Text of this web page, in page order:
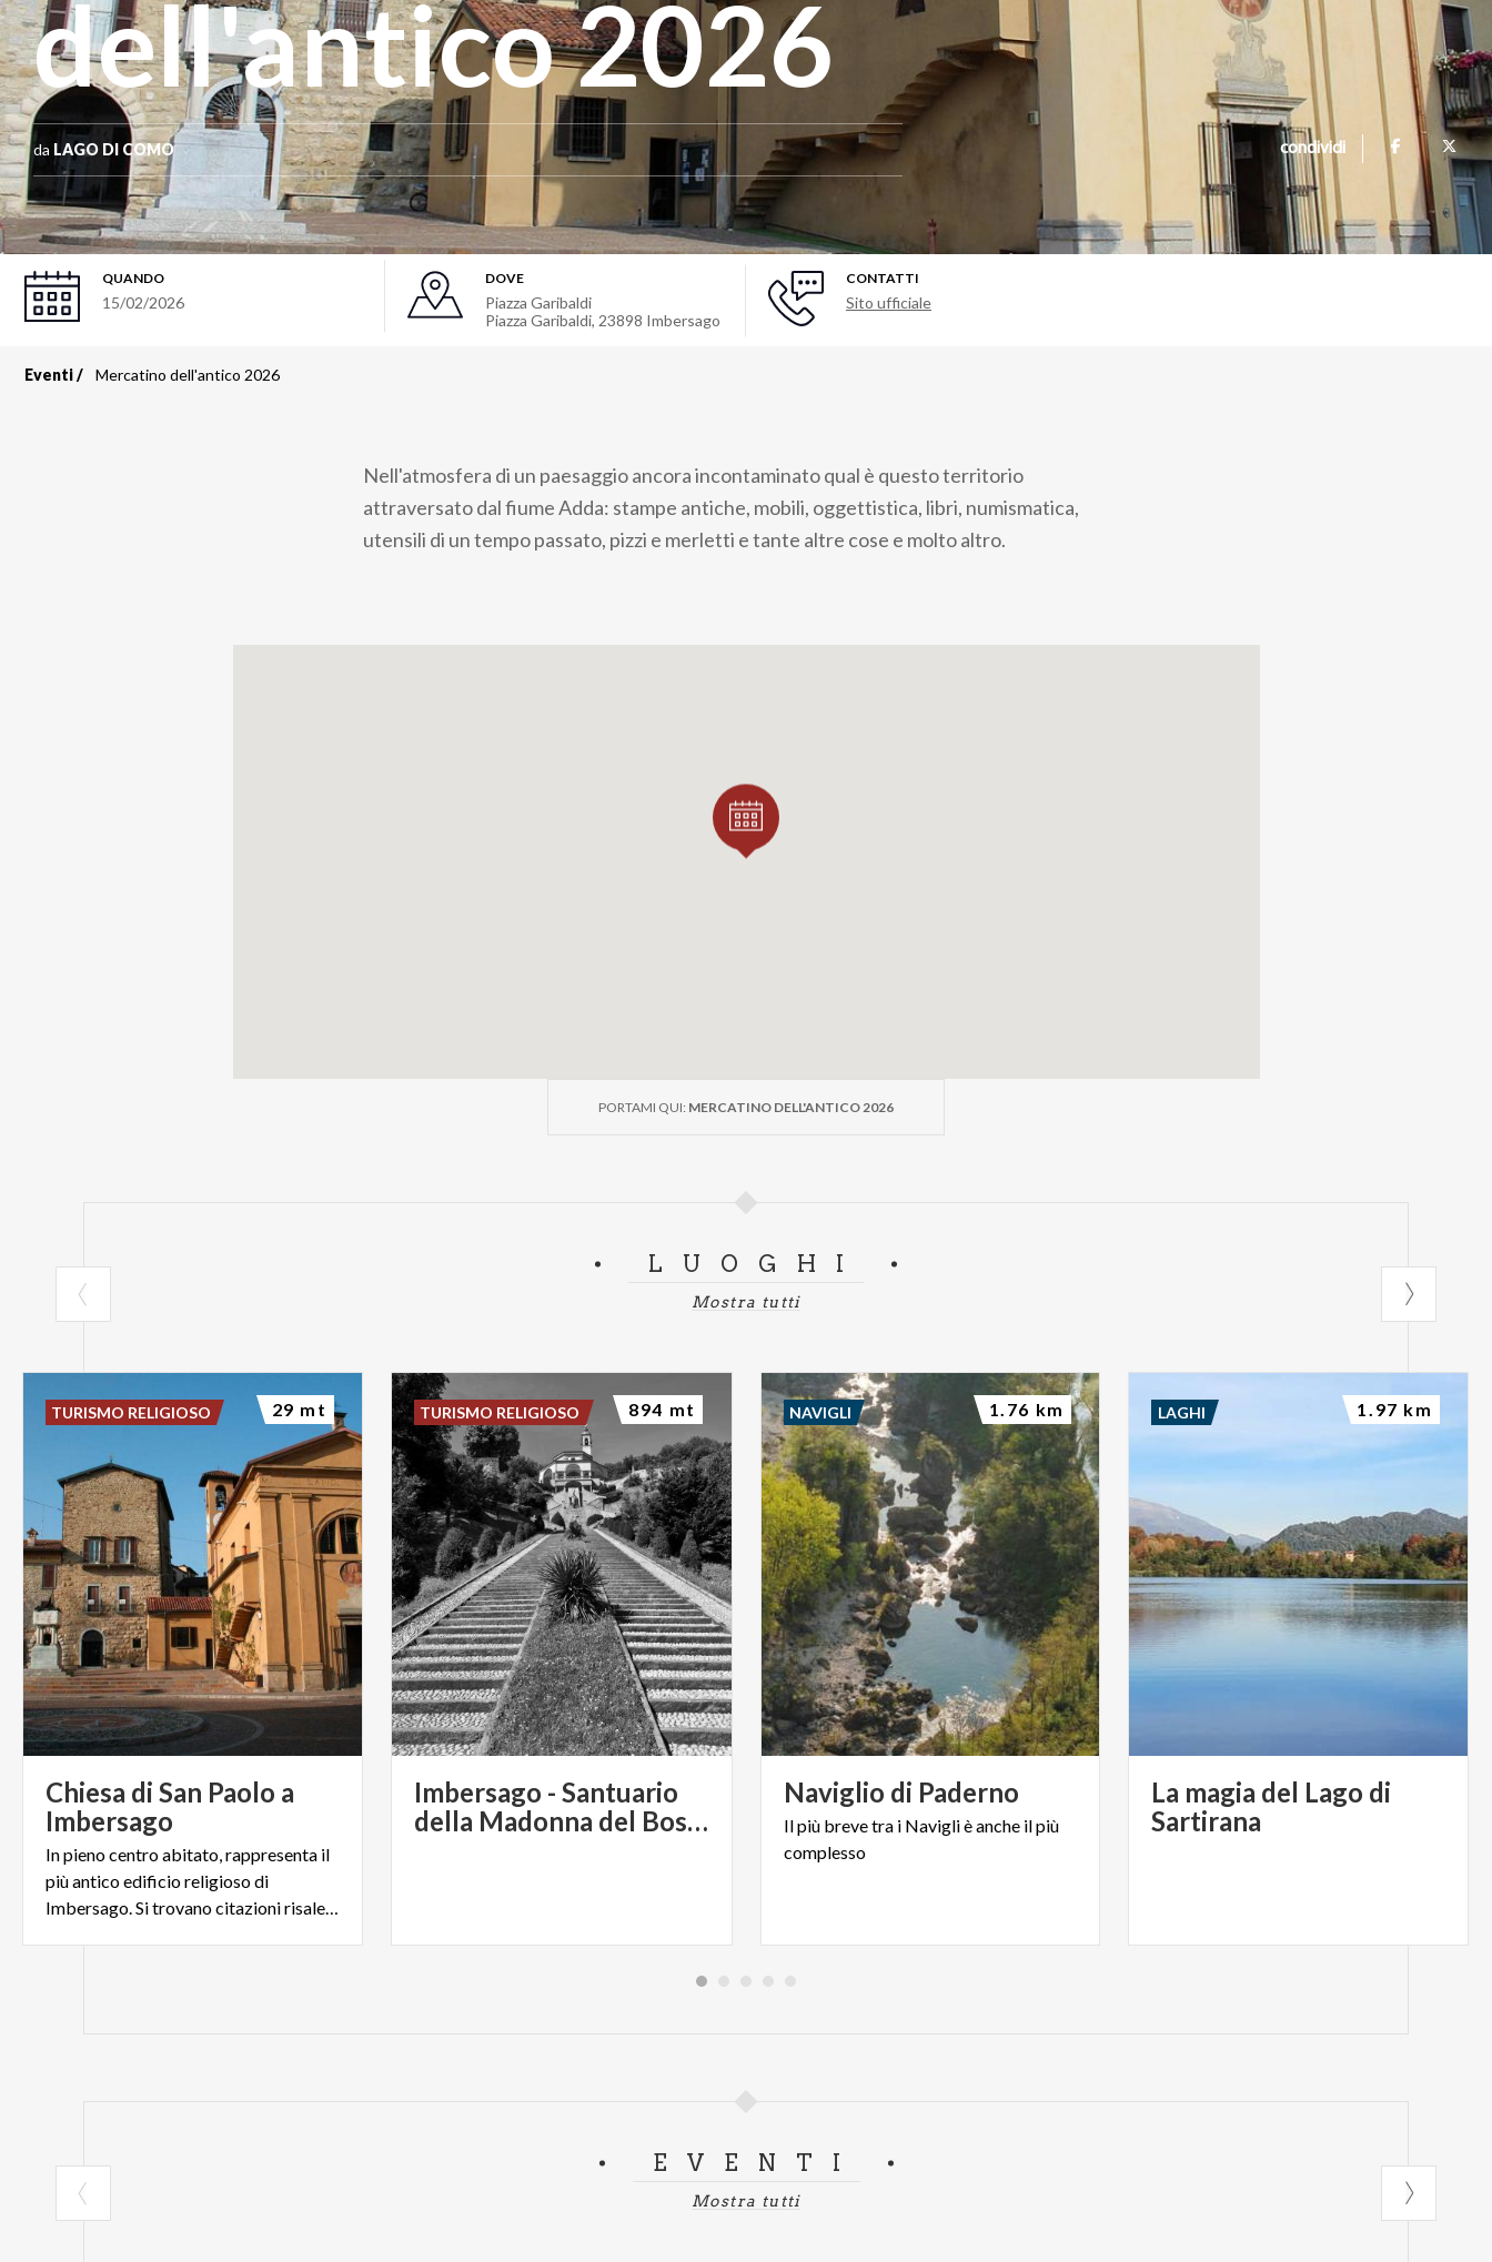
dell'antico 2026
da LAGO DI COMO condividi
QUANDO
15/02/2026
DOVE
Piazza Garibaldi
Piazza Garibaldi, 23898 Imbersago
CONTATTI
Sito ufficiale
Eventi Mercatino dell'antico 2026
Nell'atmosfera di un paesaggio ancora incontaminato qual è questo territorio
attraversato dal fiume Adda: stampe antiche, mobili, oggettistica, libri, numismatica,
utensili di un tempo passato, pizzi e merletti e tante altre cose e molto altro.
PORTAMI QUI: MERCATINO DELL'ANTICO 2026
LUOGHI
Mostra tutti
Chiesa di San Paolo a
Imbersago
In pieno centro abitato, rappresenta il
più antico edificio religioso di
Imbersago. Si trovano citazioni risalenti al XIII secolo
TURISMO RELIGIOSO 29 mt
Imbersago - Santuario
della Madonna del Bosco
TURISMO RELIGIOSO 894 mt
Naviglio di Paderno
Ilpiù brevetra i Naviglièanche ilpiù
complesso
NAVIGLI 1.76 km
La magia del Lago di
Sartirana
LAGHI 1.97 km
EVENTI
Mostra tutti